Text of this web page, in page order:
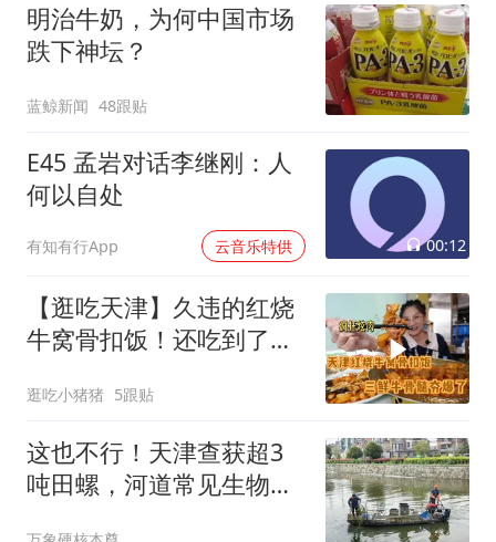
明治牛奶，为何中国市场
跌下神坛？
蓝鲸新闻 48跟贴
E45 孟岩对话李继刚：人
何以自处
有知有行App 云音乐特供 00:12
【逛吃天津】久违的红烧
牛窝骨扣饭！还吃到了三
逛吃小猪猪 5跟贴
这也不行！天津查获超3
吨田螺，河道常见生物为